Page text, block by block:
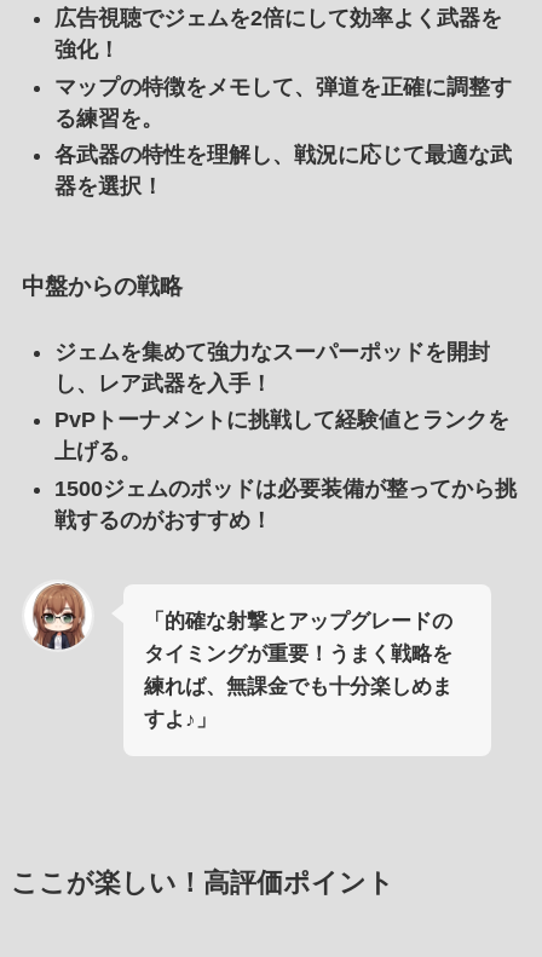
広告視聴でジェムを2倍にして効率よく武器を
強化！
マップの特徴をメモして、弾道を正確に調整す
る練習を。
各武器の特性を理解し、戦況に応じて最適な武
器を選択！
中盤からの戦略
ジェムを集めて強力なスーパーポッドを開封
し、レア武器を入手！
PvPトーナメントに挑戦して経験値とランクを
上げる。
1500ジェムのポッドは必要装備が整ってから挑
戦するのがおすすめ！
「的確な射撃とアップグレードの
タイミングが重要！うまく戦略を
練れば、無課金でも十分楽しめま
すよ♪」
ここが楽しい！高評価ポイント